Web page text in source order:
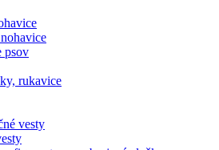
psov
rukavice
vesty